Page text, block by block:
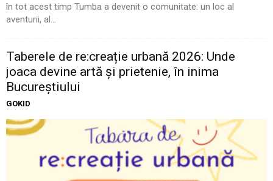
în tot acest timp Tumba a devenit o comunitate: un loc al
aventurii, al...
Taberele de re:creație urbană 2026: Unde
joaca devine artă și prietenie, în inima
Bucureștiului
GOKID